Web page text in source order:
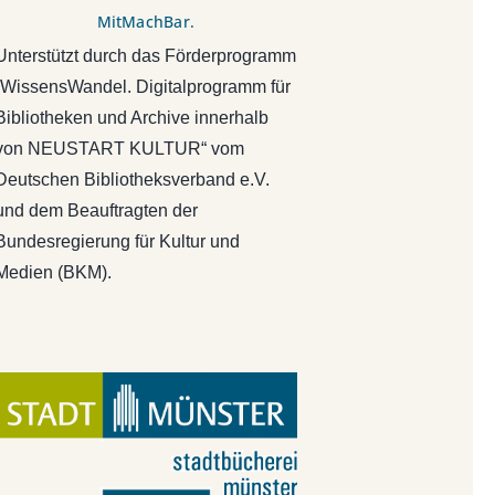
MitMachBar.
durch das Förderprogramm
Digitalprogramm für
und Archive innerhalb
NEUSTART KULTUR“ vom
Bibliotheksverband e.V.
dem Beauftragten der
für Kultur und
(BKM).